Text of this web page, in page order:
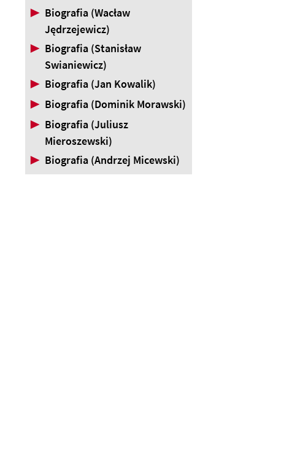
▶ Biografia (Wacław
Jędrzejewicz)
▶ Biografia (Stanisław
Swianiewicz)
▶ Biografia (Jan Kowalik)
▶ Biografia (Dominik Morawski)
▶ Biografia (Juliusz
Mieroszewski)
▶ Biografia (Andrzej Micewski)